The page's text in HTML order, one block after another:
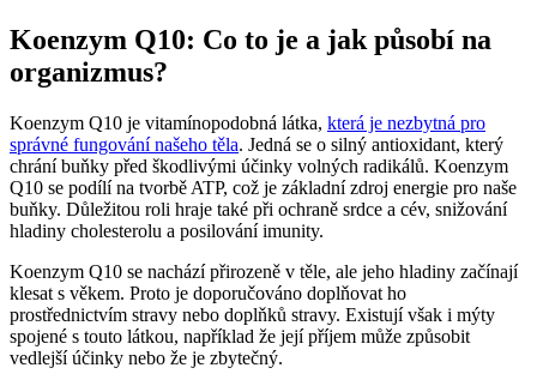
Koenzym Q10: Co to je a jak působí na
organizmus?
Koenzym Q10 je vitamínopodobná látka, která je nezbytná pro
správné fungování našeho těla. Jedná se o silný antioxidant, který
chrání buňky před škodlivými účinky volných radikálů. Koenzym
Q10 se podílí na tvorbě ATP, což je základní zdroj energie pro naše
buňky. Důležitou roli hraje také při ochraně srdce a cév, snižování
hladiny cholesterolu a posilování imunity.
Koenzym Q10 se nachází přirozeně v těle, ale jeho hladiny začínají
klesat s věkem. Proto je doporučováno doplňovat ho
prostřednictvím stravy nebo doplňků stravy. Existují však i mýty
spojené s touto látkou, například že její příjem může způsobit
vedlejší účinky nebo že je zbytečný.